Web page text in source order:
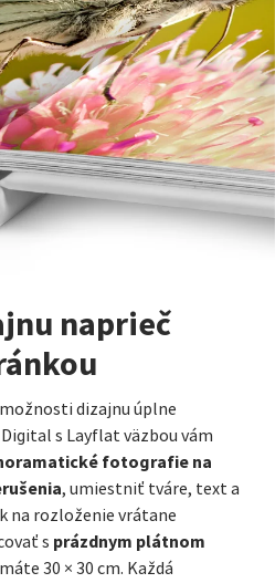
naprieč
dizajnu úplne
s Layflat väzbou vám
fotografie na
, umiestniť tváre, text a
na rozloženie vrátane
s prázdnym plátnom
30 × 30 cm. Každá